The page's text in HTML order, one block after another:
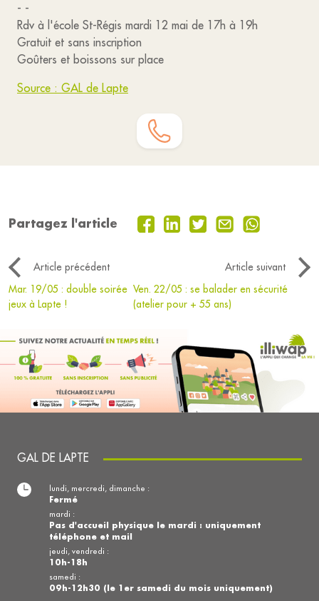
- -
Rdv à l'école St-Régis mardi 12 mai de 17h à 19h
Gratuit et sans inscription
Goûters et boissons sur place
Source : GAL de Lapte
Partagez l'article
Article précédent
Article suivant
Mar. 19/05 : double soirée
jeux à Lapte !
Ven. 22/05 : se balader en sécurité
(atelier pour + 55 ans)
GAL DE LAPTE
lundi, mercredi, dimanche :
Fermé
mardi :
Pas d'accueil physique le mardi : uniquement
téléphone et mail
jeudi, vendredi :
10h-18h
samedi :
09h-12h30 (le 1er samedi du mois uniquement)